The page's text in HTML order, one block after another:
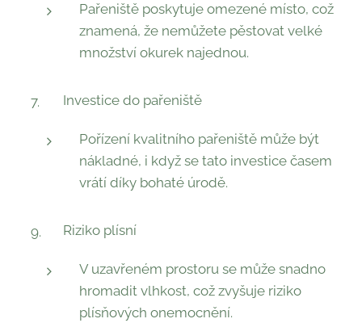
Pařeniště poskytuje omezené místo, což
znamená, že nemůžete pěstovat velké
množství okurek najednou.
Investice do pařeniště
Pořízení kvalitního pařeniště může být
nákladné, i když se tato investice časem
vrátí díky bohaté úrodě.
Riziko plísní
V uzavřeném prostoru se může snadno
hromadit vlhkost, což zvyšuje riziko
plísňových onemocnění.